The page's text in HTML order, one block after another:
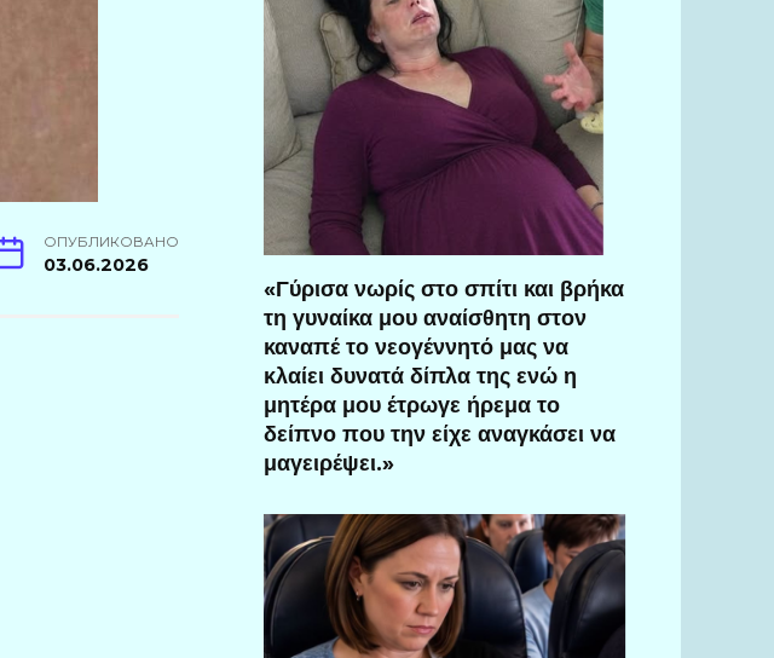
ОПУБЛИКОВАНО
03.06.2026
«Γύρισα νωρίς στο σπίτι και βρήκα
τη γυναίκα μου αναίσθητη στον
καναπέ το νεογέννητό μας να
κλαίει δυνατά δίπλα της ενώ η
μητέρα μου έτρωγε ήρεμα το
δείπνο που την είχε αναγκάσει να
μαγειρέψει.»